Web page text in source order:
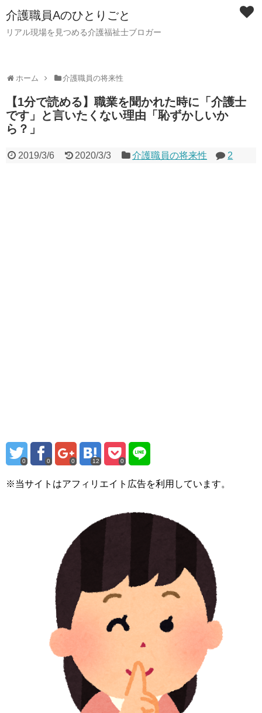
介護職員Aのひとりごと
リアル現場を見つめる介護福祉士ブロガー
ホーム 介護職員の将来性
【1分で読める】職業を聞かれた時に「介護士
です」と言いたくない理由「恥ずかしいか
ら？」
2019/3/6 2020/3/3 介護職員の将来性 2
0 0 0 12 0
※当サイトはアフィリエイト広告を利用しています。